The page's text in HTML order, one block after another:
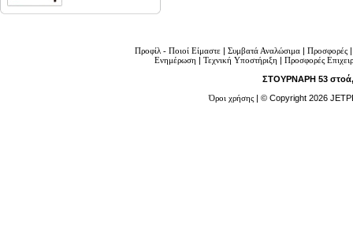
Προφίλ - Ποιοί Είμαστε | Συμβατά Αναλώσιμα | Προσφορές
Ενημέρωση | Τεχνική Υποστήριξη | Προσφορές
ΣΤΟΥΡΝΑΡΗ 53
Όροι χρήσης | © Copyright 2026